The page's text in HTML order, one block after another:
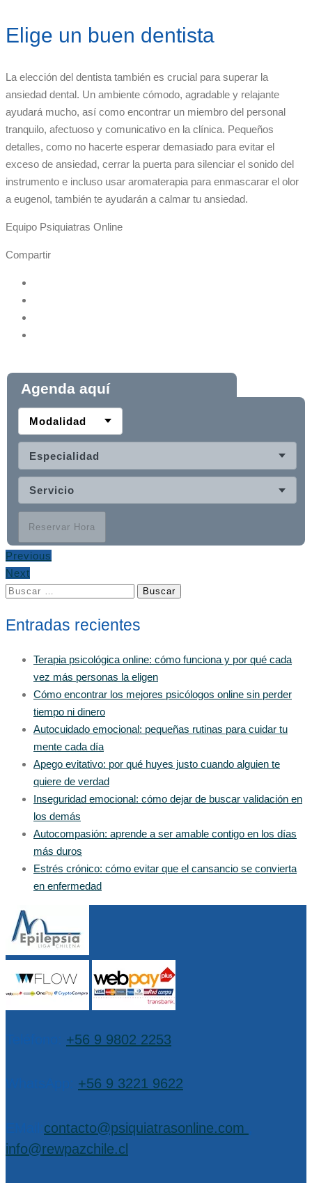
Elige un buen dentista
La elección del dentista también es crucial para superar la
ansiedad dental. Un ambiente cómodo, agradable y relajante
ayudará mucho, así como encontrar un miembro del personal
tranquilo, afectuoso y comunicativo en la clínica. Pequeños
detalles, como no hacerte esperar demasiado para evitar el
exceso de ansiedad, cerrar la puerta para silenciar el sonido del
instrumento e incluso usar aromaterapia para enmascarar el olor
a eugenol, también te ayudarán a calmar tu ansiedad.
Equipo Psiquiatras Online
Compartir
Agenda aquí
Modalidad
Especialidad
Servicio
Reservar Hora
Previous
Next
Buscar:
Entradas recientes
Terapia psicológica online: cómo funciona y por qué cada
vez más personas la eligen
Cómo encontrar los mejores psicólogos online sin perder
tiempo ni dinero
Autocuidado emocional: pequeñas rutinas para cuidar tu
mente cada día
Apego evitativo: por qué huyes justo cuando alguien te
quiere de verdad
Inseguridad emocional: cómo dejar de buscar validación en
los demás
Autocompasión: aprende a ser amable contigo en los días
más duros
Estrés crónico: cómo evitar que el cansancio se convierta
en enfermedad
+56 9 9802 2253
+56 9 3221 9622
contacto@psiquiatrasonline.com
info@rewpazchile.cl